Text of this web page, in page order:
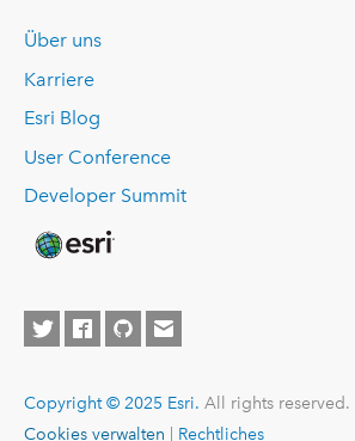
Über uns
Karriere
Esri Blog
User Conference
Developer Summit
Copyright © 2025 Esri. All rights reserved. |
Cookies verwalten
Rechtliches